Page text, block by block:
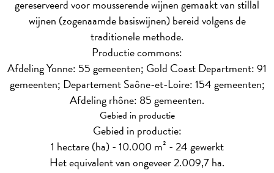
gereserveerd voor mousserende wijnen gemaakt van stillal
wijnen (zogenaamde basiswijnen) bereid volgens de
traditionele methode.
Productie commons:
Afdeling Yonne: 55 gemeenten; Gold Coast Department: 91
gemeenten; Departement Saône-et-Loire: 154 gemeenten;
Afdeling rhône: 85 gemeenten.
Gebied in productie
Gebied in productie:
1 hectare (ha) - 10.000 m² - 24 gewerkt
Het equivalent van ongeveer 2.009,7 ha.